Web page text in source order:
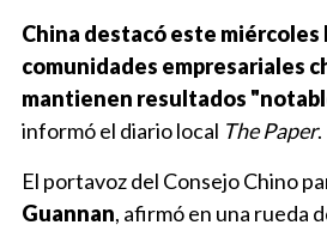
China destacó este
comunidades empresariales
mantienen resultados
informó el diario local The Paper.
El portavoz del Consejo Chino
Guannan, afirmó en una rueda